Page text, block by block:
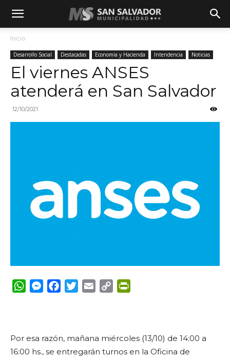
Inicio
Desarrollo Social Destacadas Economía y Hacienda Intendencia Noticias
El viernes ANSES
atenderá en San Salvador
12/10/2021
WhatsApp
Messenger
FacebookTwitterEmail Copy
Por esa razón, mañana miércoles (13/10) de 14:00 a
16:00 hs., se entregarán turnos en la Oficina de